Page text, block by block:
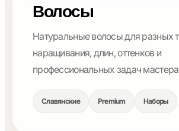
Волосы
Натуральные волосы для разных
наращивания, длин, оттенков и
профессиональных задач
Славянские Premium Наборы